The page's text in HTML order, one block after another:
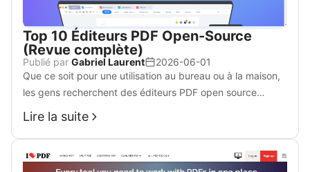
Top 10 Éditeurs PDF Open-Source
(Revue complète)
Publié par Gabriel Laurent
2026-06-01
Que ce soit pour une utilisation au bureau ou à la maison,
les gens recherchent des éditeurs PDF open source
fiables pour répondre à leurs besoins. C'est un défi, mais
possible avec ces possibilités.
Lire la suite